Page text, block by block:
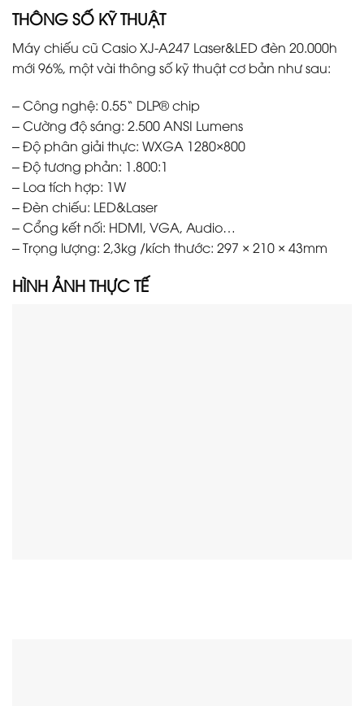
THÔNG SỐ KỸ THUẬT
Máy chiếu cũ Casio XJ-A247 Laser&LED đèn 20.000h
mới 96%, một vài thông số kỹ thuật cơ bản như sau:
– Công nghệ: 0.55“ DLP® chip
– Cường độ sáng: 2.500 ANSI Lumens
– Độ phân giải thực: WXGA 1280×800
– Độ tương phản: 1.800:1
– Loa tích hợp: 1W
– Đèn chiếu: LED&Laser
– Cổng kết nối: HDMI, VGA, Audio…
– Trọng lượng: 2,3kg /kích thước: 297 × 210 × 43mm
HÌNH ẢNH THỰC TẾ